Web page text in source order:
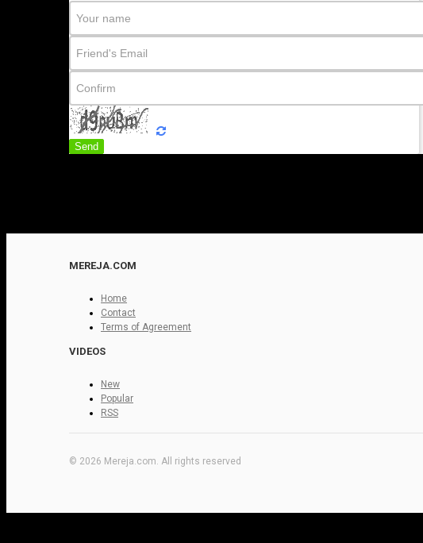
Send
MEREJA.COM
Home
Contact
Terms of Agreement
VIDEOS
New
Popular
RSS
© 2026 Mereja.com. All rights reserved